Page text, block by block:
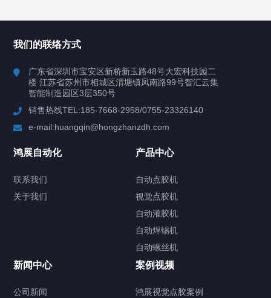
案例视频
联系我们
关于我们
我们的联络方式
广东省深圳市宝安区新桥新玉路48号大宏科技园二
楼 江苏省苏州市相城区渭塘镇凤南路99号智汇云集
智能制造园区3层350号
销售热线TEL:185-7668-2958/0755-23326140
e-mail:huangqin@hongzhanzdh.com
鸿展自动化
联系我们
关于我们
产品中心
自动点胶机
视觉点胶机
自动灌胶机
自动焊锡机
自动螺丝机
新闻中心
公司新闻
案例视频
鸿展视觉点胶案例